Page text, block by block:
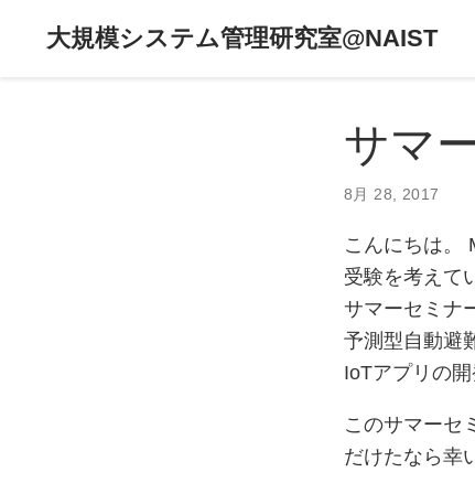
大規模システム管理研究室@NAIST
サマ
8月 28, 2017
こんにちは。
受験を考えて
サマーセミナ
予測型自動避
IoTアプリの
このサマーセ
だけたなら幸